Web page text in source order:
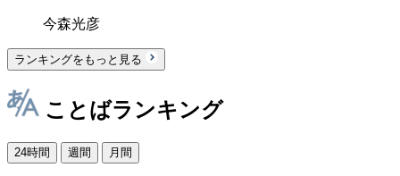
今森光彦
ランキングをもっと見る
ことばランキング
24時間 週間 月間